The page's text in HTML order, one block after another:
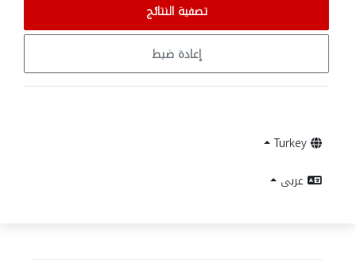
تصفية النتائج
إعادة ضبط
Turkey
عربى